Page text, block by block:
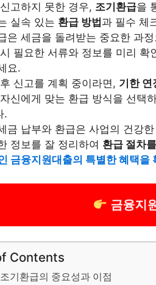
고하지 못한 경우, 조기환급을
실속 있는 환급 방법 과 필수 체
은 세금을 돌려받는 중요한 과
필요한 서류와 정보를 미리 확
요.
신고를 계획 중이라면, 기한 연
신에게 맞는 환급 방식을 선택
.
금 납부와 환급은 사업의 건강
정보를 잘 정리하여 환급 절차
금융지원대출의 특별한 혜택을
금융지
Contents
기환급의 중요성과 이점